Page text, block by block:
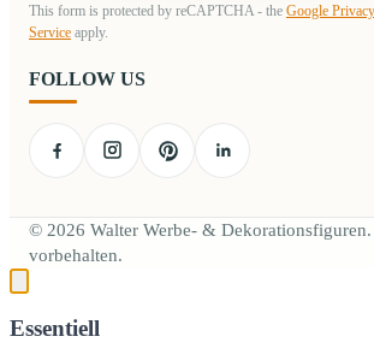
This form is protected by reCAPTCHA - the Google
Service apply.
FOLLOW US
© 2026 Walter Werbe- & Dekorationsfiguren.
vorbehalten.
Essentiell